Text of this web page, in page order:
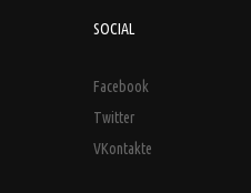
SOCIAL
Facebook
Twitter
VKontakte